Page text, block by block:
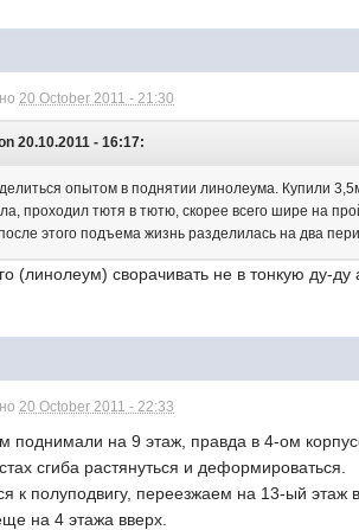
20 October 2011 - 21:30
20.10.2011 - 16:17:
опытом в поднятии линолеума. Купили
проходил тютя в тютю, скорее всего шире на
этого подъема жизнь разделилась на два
(линолеум) сворачивать не в тонкую ду-
20 October 2011 - 22:33
поднимали на 9 этаж, правда в 4-ом
сгиба растянуться и деформироваться.
к полуподвигу, переезжаем на 13-ый
на 4 этажа вверх.